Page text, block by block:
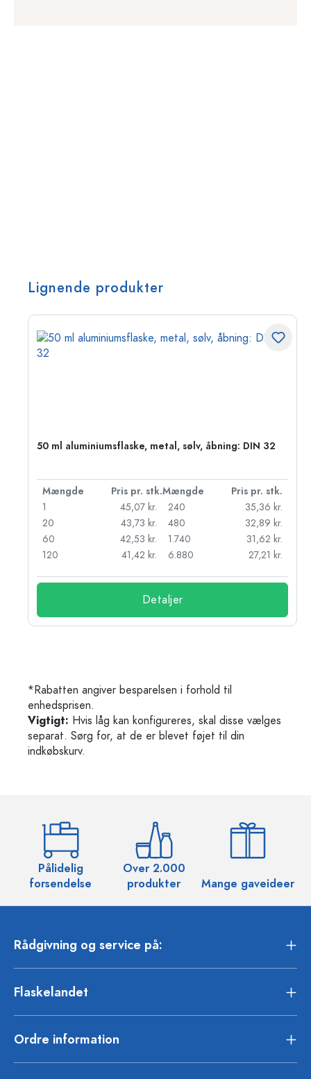
Lignende produkter
50 ml aluminiumsflaske, metal, sølv, åbning: DIN 32
Mængde Pris pr. stk.Mængde
Pris pr. stk.
1
45,07 kr.
20
43,73 kr.
60
42,53 kr.
120
41,42 kr.
240
35,36 kr.
480
32,89 kr.
1.740
31,62 kr.
6.880
27,21 kr.
Detaljer
*Rabatten angiver besparelsen i forhold til
enhedsprisen.
Vigtigt: Hvis låg kan konfigureres, skal disse vælges
separat. Sørg for, at de er blevet føjet til din
indkøbskurv.
Pålidelig
forsendelse
Over 2.000
produkter
Mange gaveideer
Rådgivning og service på:
Flaskelandet
Ordre information